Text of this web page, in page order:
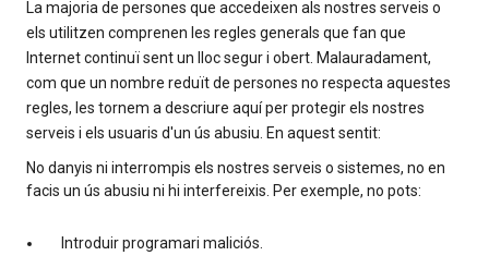
La majoria de persones que accedeixen als nostres serveis o
els utilitzen comprenen les regles generals que fan que
Internet continuï sent un lloc segur i obert. Malauradament,
com que un nombre reduït de persones no respecta aquestes
regles, les tornem a descriure aquí per protegir els nostres
serveis i els usuaris d'un ús abusiu. En aquest sentit:
No danyis ni interrompis els nostres serveis o sistemes, no en
facis un ús abusiu ni hi interfereixis. Per exemple, no pots:
Introduir programari maliciós.